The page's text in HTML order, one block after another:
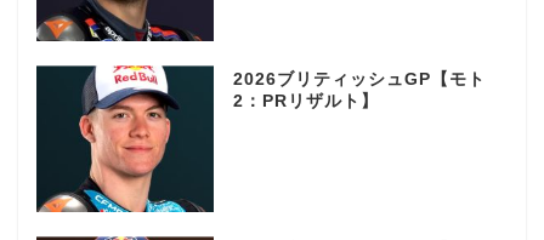
2026ブリティッシュGP【モト
2：PRリザルト】